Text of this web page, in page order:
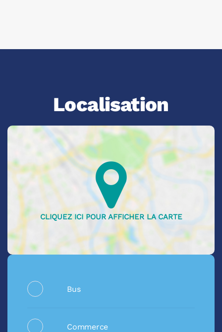
Localisation
Bus
Commerce